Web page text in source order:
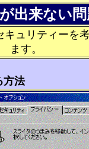
出来ない
キュリティーを
ます。
方法